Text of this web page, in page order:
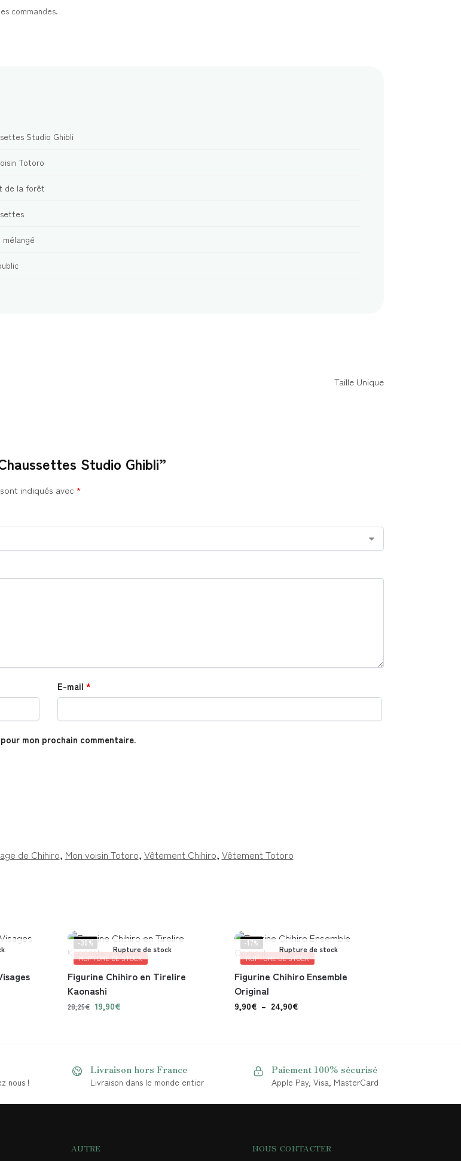
commandes.
Studio Ghibli
Totoro
de la forêt
Taille Unique
Studio Ghibli”
indiqués avec *
E-mail *
mon prochain commentaire.
de Chihiro, Mon voisin Totoro, Vêtement Chihiro, Vêtement Totoro
-30%
RUPTURE DE STOCK
Rupture de stock
Figurine Chihiro en Tirelire
Kaonashi
28,25€ 19,90€
-17%
RUPTURE DE STOCK
Rupture de stock
Figurine Chihiro Ensemble
Original
9,90€ – 24,90€
nous !
Livraison hors France
Livraison dans le monde entier
Paiement 100% sécurisé
Apple Pay, Visa, MasterCard
AUTRE NOUS CONTACTER